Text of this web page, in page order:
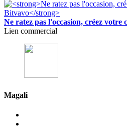
Ne ratez pas l'occasion, créez votre
Lien commercial
Magali